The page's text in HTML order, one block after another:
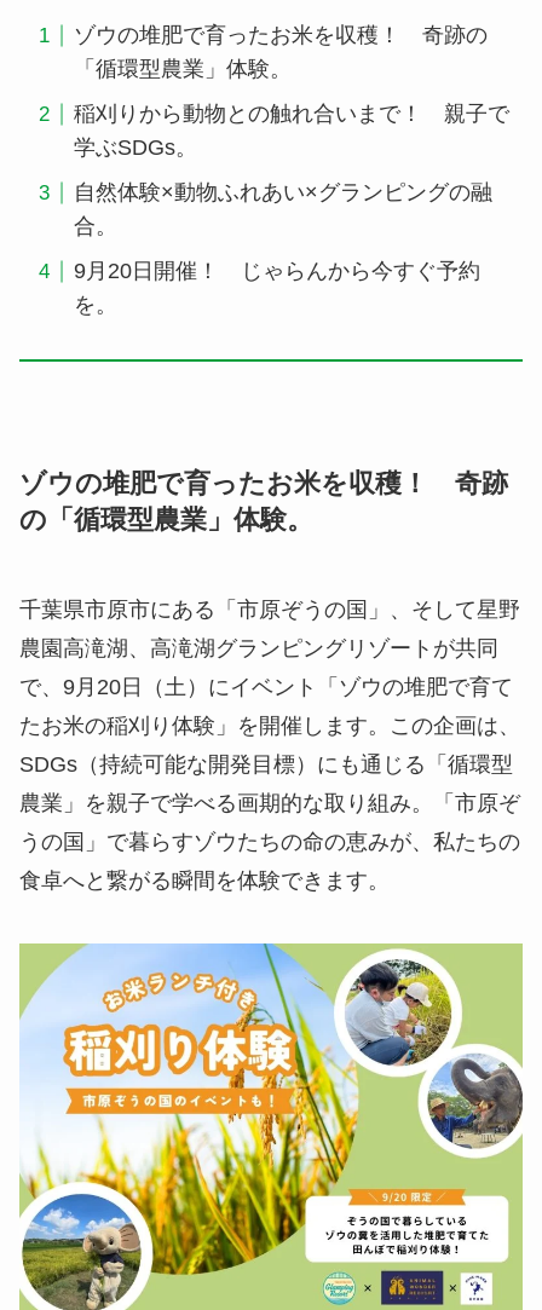
ゾウの堆肥で育ったお米を収穫！ 奇跡の
「循環型農業」体験。
稲刈りから動物との触れ合いまで！ 親子で
学ぶSDGs。
自然体験×動物ふれあい×グランピングの融
合。
9月20日開催！ じゃらんから今すぐ予約
を。
ゾウの堆肥で育ったお米を収穫！ 奇跡
の「循環型農業」体験。
千葉県市原市にある「市原ぞうの国」、そして星野
農園高滝湖、高滝湖グランピングリゾートが共同
で、9月20日（土）にイベント「ゾウの堆肥で育て
たお米の稲刈り体験」を開催します。この企画は、
SDGs（持続可能な開発目標）にも通じる「循環型
農業」を親子で学べる画期的な取り組み。「市原ぞ
うの国」で暮らすゾウたちの命の恵みが、私たちの
食卓へと繋がる瞬間を体験できます。